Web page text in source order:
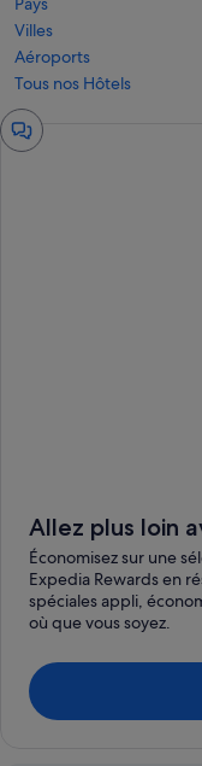
Villes
Aéroports
Tous nos Hôtels
Fenêtre
de
Allez plus loin
Économisez sur une
Expedia Rewards en
spéciales appli,
où que vous soyez.